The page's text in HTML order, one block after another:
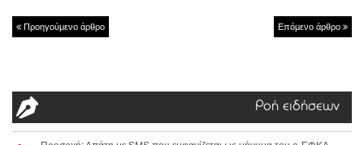
Προηγούμενο άρθρο Επόμενο άρθρο
Ροή ειδήσεων